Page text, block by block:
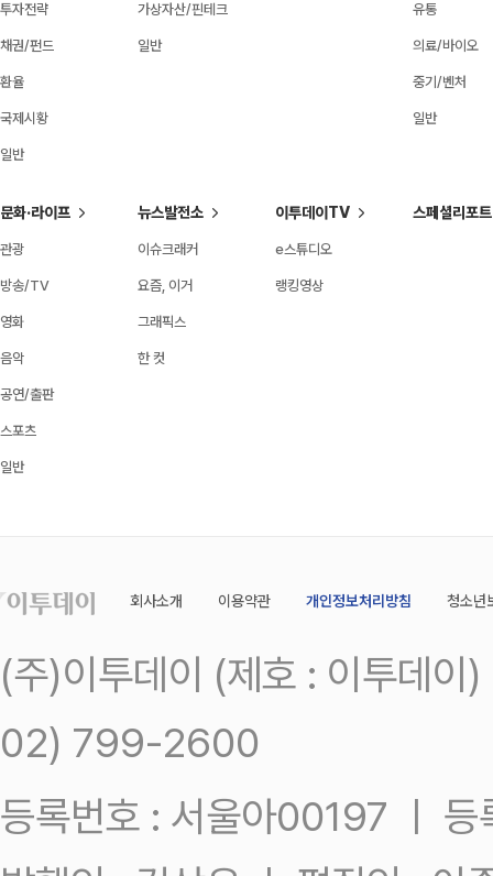
투자전략
채권/펀드
환율
국제시황
일반
가상자산/핀테크
일반
유통
의료/바이오
중기/벤처
일반
문화·라이프
관광
방송/TV
영화
음악
공연/출판
스포츠
일반
뉴스발전소
이슈크래커
요즘, 이거
그래픽스
한 컷
이투데이TV
e스튜디오
랭킹영상
스페셜리포트
회사소개 이용약관 개인정보처리방침 청소년
(주)이투데이 (제호 : 이투데
02) 799-2600
등록번호 : 서울아00197 ㅣ